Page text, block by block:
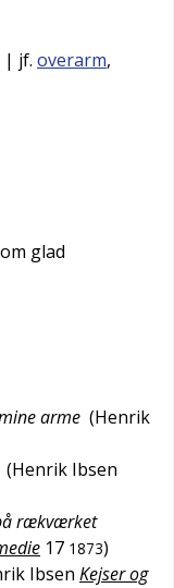
| jf. overarm,
glad
arme (Henrik
(Henrik Ibsen
rækværket
17 1873)
Ibsen Kejser og